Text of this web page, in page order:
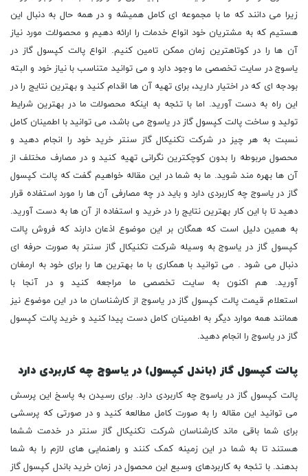
پالت کپسول گاز (باندل کپسول) در یاسوج چه کاربردی دارد
پالت کپسول گاز در یاسوج چه کاربردی دارد. برای رسیدن به پاسخ این پرسش
می توانید این مقاله را به صورت کامل مطالعه کنید و در صورتی که پرسشی
برای شما باقی ماند کارشناسان شرکت تکنیکال گاز سنتر در خدمت ششما
هستند تا به شما در این زمینه کمک کنند و راهنمایی های لازم را به شما
بدهند. با تئجه به کاربردهای وسیع این محصول در زمان خرید باندل کپسول گاز